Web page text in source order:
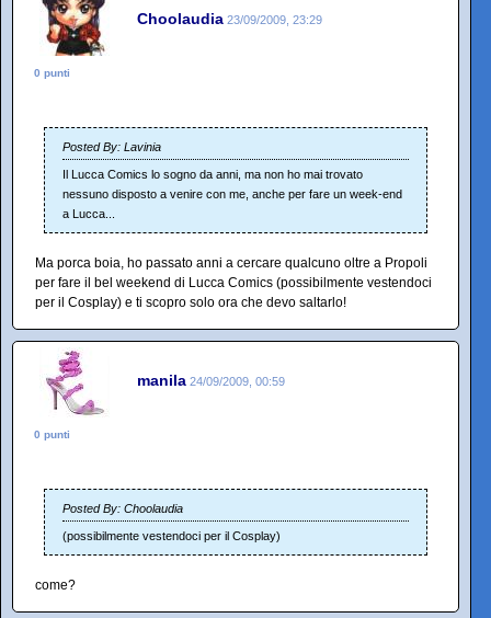
Choolaudia 23/09/2009, 23:29
0 punti
Posted By: Lavinia
Il Lucca Comics lo sogno da anni, ma non ho mai trovato
nessuno disposto a venire con me, anche per fare un week-end
a Lucca...
Ma porca boia, ho passato anni a cercare qualcuno oltre a Propoli
per fare il bel weekend di Lucca Comics (possibilmente vestendoci
per il Cosplay) e ti scopro solo ora che devo saltarlo!
manila 24/09/2009, 00:59
0 punti
Posted By: Choolaudia
(possibilmente vestendoci per il Cosplay)
come?